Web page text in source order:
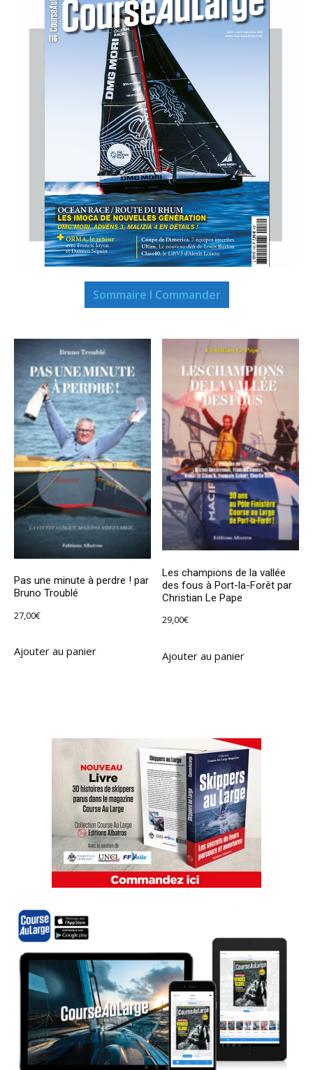
Sommaire I Commander
Pas une minute à perdre ! par
Bruno Troublé
27,00€
Ajouter au panier
Les champions de la vallée
des fous à Port-la-Forêt par
Christian Le Pape
29,00€
Ajouter au panier